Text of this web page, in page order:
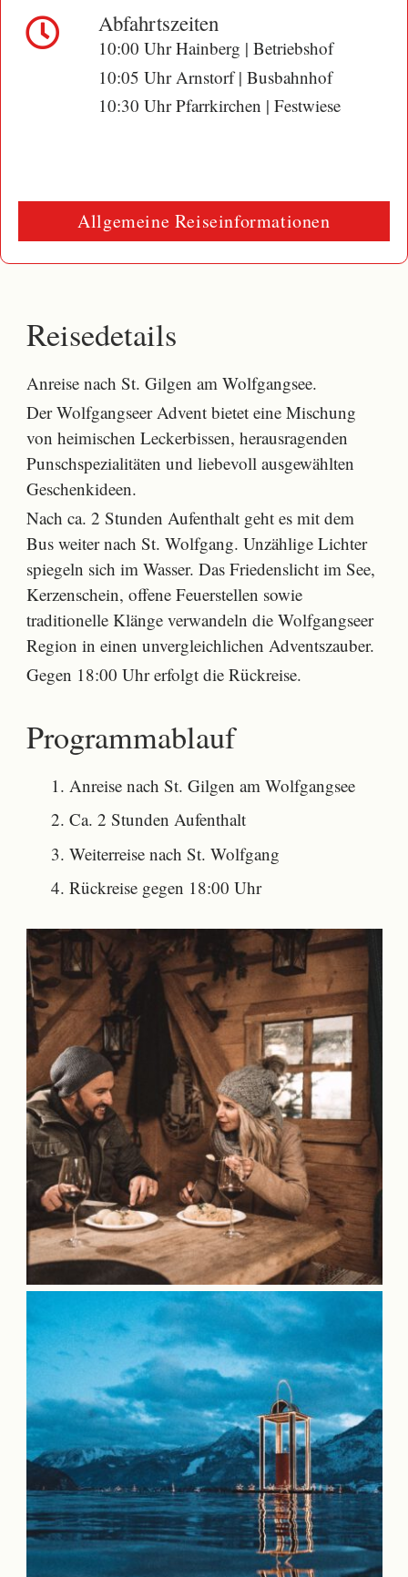
Reisedetails
Anreise nach St. Gilgen am Wolfgangsee.
Der Wolfgangseer Advent bietet eine Mischung
von heimischen Leckerbissen, herausragenden
Punschspezialitäten und liebevoll ausgewählten
Geschenkideen.
Nach ca. 2 Stunden Aufenthalt geht es mit dem
Bus weiter nach St. Wolfgang. Unzählige Lichter
spiegeln sich im Wasser. Das Friedenslicht im See,
Kerzenschein, offene Feuerstellen sowie
traditionelle Klänge verwandeln die Wolfgangseer
Region in einen unvergleichlichen Adventszauber.
Gegen 18:00 Uhr erfolgt die Rückreise.
Programmablauf
Anreise nach St. Gilgen am Wolfgangsee
Ca. 2 Stunden Aufenthalt
Weiterreise nach St. Wolfgang
Rückreise gegen 18:00 Uhr
Abfahrtszeiten
10:00 Uhr Hainberg | Betriebshof
10:05 Uhr Arnstorf | Busbahnhof
10:30 Uhr Pfarrkirchen | Festwiese
Allgemeine Reiseinformationen